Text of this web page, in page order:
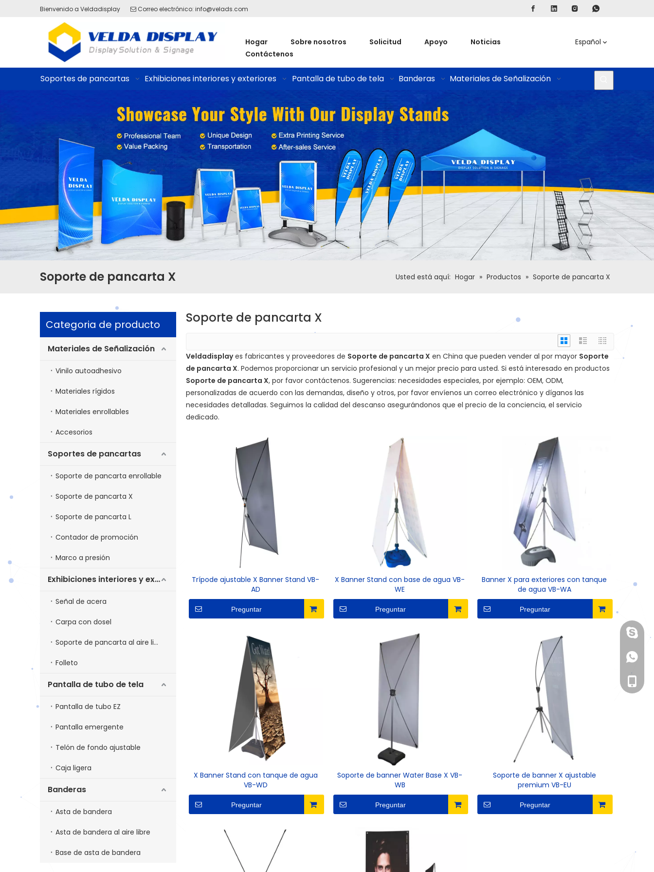
Bienvenido a Veldadisplay  Correo electrónico: info@velads.com
Hogar Sobre nosotros Solicitud Apoyo
Noticias
Contáctenos
Español
Soportes de pancartas Exhibiciones interiores y exteriores Pantalla de tubo de tela Banderas Materiales de Señalización
Soporte de pancarta X Usted está aquí: Hogar » Productos » Soporte de pancarta X
Categoria de producto
Materiales de Señalización
Vinilo autoadhesivo
Materiales rígidos
Materiales enrollables
Accesorios
Soportes de pancartas
Soporte de pancarta enrollable
Soporte de pancarta X
Soporte de pancarta L
Contador de promoción
Marco a presión
Exhibiciones interiores y exteriores
Señal de acera
Carpa con dosel
Soporte de pancarta al aire libre
Folleto
Pantalla de tubo de tela
Pantalla de tubo EZ
Pantalla emergente
Telón de fondo ajustable
Caja ligera
Banderas
Asta de bandera
Asta de bandera al aire libre
Base de asta de bandera
Soporte de pancarta X
Veldadisplayes fabricantes y proveedores de Soporte de pancarta X en China que pueden vender al por mayor Soporte
de pancarta X. Podemos proporcionar un servicio profesional y un mejor precio para usted. Si está interesado en productos
Soporte de pancarta X, por favor contáctenos. Sugerencias: necesidades especiales, por ejemplo: OEM, ODM,
personalizadas de acuerdo con las demandas, diseño y otros, por favor envíenos un correo electrónico y díganos las
necesidades detalladas. Seguimos la calidad del descanso asegurándonos que el precio de la conciencia, el servicio
dedicado.
Trípode ajustable X Banner Stand VB-
AD
Preguntar
X Banner Stand con base de agua VB-
WE
Preguntar
Banner X para exteriores con tanque
de agua VB-WA
Preguntar
X Banner Stand con tanque de agua
VB-WD
Preguntar
Soporte de banner Water Base X VB-
WB
Preguntar
Soporte de banner X ajustable
premium VB-EU
Preguntar